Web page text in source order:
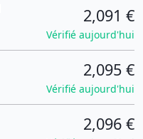
2,091 €
Vérifié aujourd'hui
2,095 €
Vérifié aujourd'hui
2,096 €